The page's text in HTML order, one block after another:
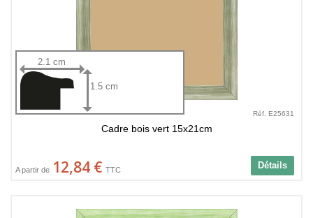
2.1 cm
1.5 cm
Réf. E25631
Cadre bois vert 15x21cm
Détails
A partir de 12,84 € TTC